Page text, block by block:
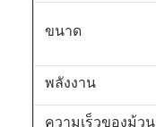
ขนาด
พลังงาน